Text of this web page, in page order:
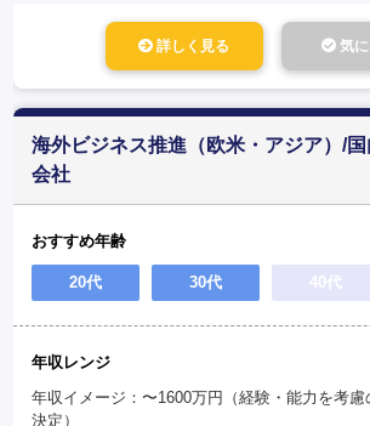
詳しく見る 気
海外ビジネス推進（欧米・アジア）/
会社
おすすめ年齢
20代 30代 40代
年収レンジ
年収イメージ：〜1600万円（経験・能力を考慮
決定）